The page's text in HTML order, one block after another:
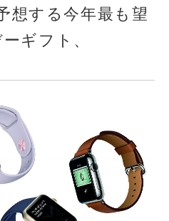
想する今年最も望
ギフト、